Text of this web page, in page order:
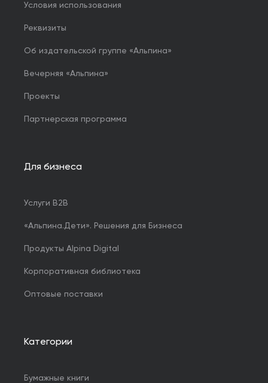
Условия использования
Реквизиты
Об издательской группе «Альпина»
Вечерняя «Альпина»
Проекты
Партнерская программа
Для бизнеса
Услуги B2B
«Альпина.Дети». Решения для Бизнеса
Продукты Alpina Digital
Корпоративная библиотека
Оптовые поставки
Категории
Бумажные книги